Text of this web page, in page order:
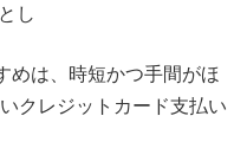
し
めは、時短かつ手間がほ
クレジットカード支払い